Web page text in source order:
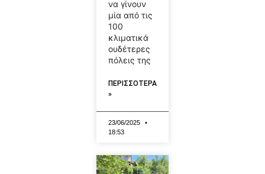
να γίνουν
μία από τις
100
κλιματικά
ουδέτερες
πόλεις της
ΠΕΡΙΣΣΟΤΕΡΑ
»
23/06/2025
18:53